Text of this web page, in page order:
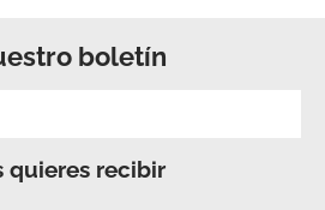
boletín
quieres recibir